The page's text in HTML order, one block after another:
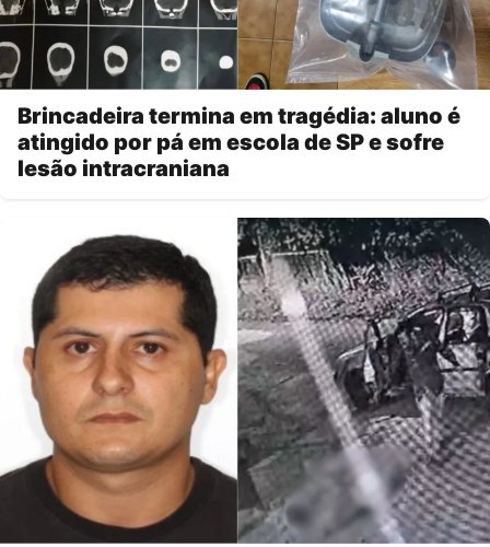
Brincadeira termina em tragédia: aluno é
atingido por pá em escola de SP e sofre
lesão intracraniana